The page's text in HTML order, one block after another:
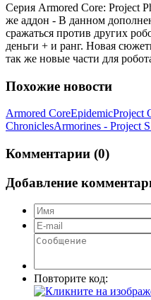
Серия Armored Core: Project
же аддон - В данном
сражаться против других
деньги + и ранг. Новая
так же новые части для
Похожие новости
Armored CoreEpidemicProject
ChroniclesArmorines - Project
Комментарии (0)
Добавление
Повторите код: